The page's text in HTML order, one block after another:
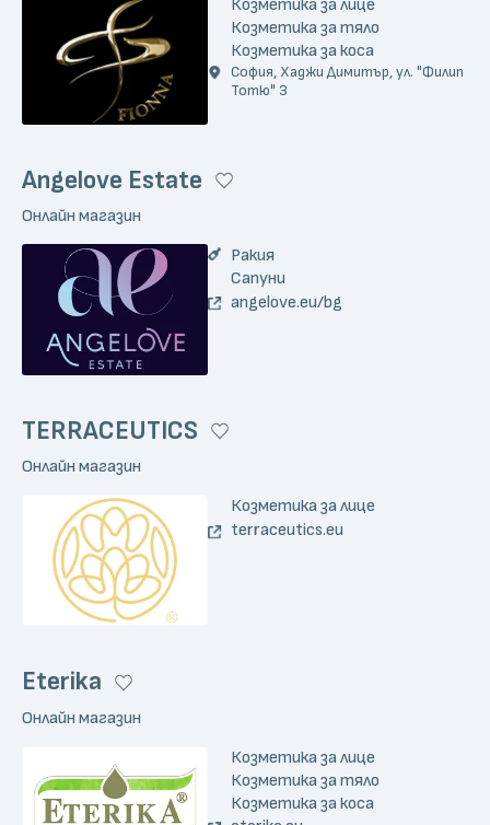
Козметика за тяло
Козметика за коса
София, Хаджи Димитър, ул. "Филип
Тотю" 3
Angelove Estate
Онлайн магазин
Ракия
Сапуни
angelove.eu/bg
TERRACEUTICS
Онлайн магазин
Козметика за лице
terraceutics.eu
Eterika
Онлайн магазин
Козметика за лице
Козметика за тяло
Козметика за коса